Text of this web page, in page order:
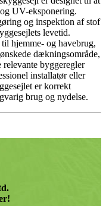
UV-eksponering.
og inspektion af stof
levetid.
hjemme- og havebrug,
dækningsområde,
byggeregler
installatør eller
er korrekt
brug og nydelse.